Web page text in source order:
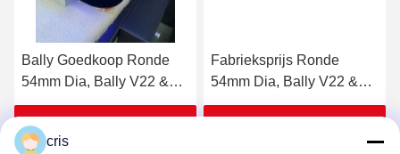
Fabrieksprijs Ronde
54mm Dia, Bally V22 &
V32 (SP-RND-Bally) Bally
Button te koop
Bally Button, Ronde
54mm Dia, Bally V22 &
V32 (SP-RND-Bally)
cris